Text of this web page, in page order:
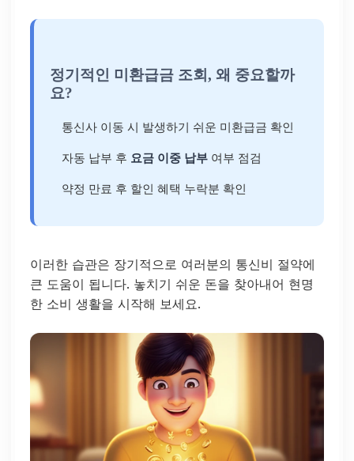
정기적인 미환급금 조회, 왜 중요할까
요?
통신사 이동 시 발생하기 쉬운 미환급금 확인
자동 납부 후 요금 이중 납부 여부 점검
약정 만료 후 할인 혜택 누락분 확인
이러한 습관은 장기적으로 여러분의 통신비 절약에
큰 도움이 됩니다. 놓치기 쉬운 돈을 찾아내어 현명
한 소비 생활을 시작해 보세요.